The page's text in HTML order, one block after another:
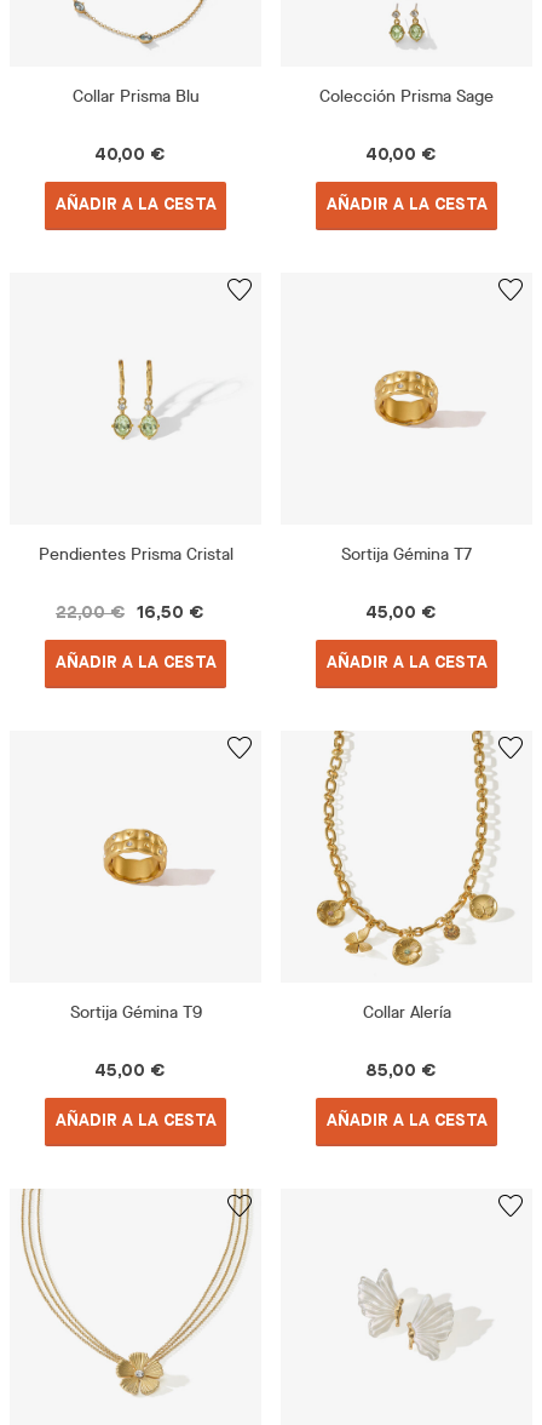
Collar Prisma Blu
40,00 €
AÑADIR A LA CESTA
Colección Prisma Sage
40,00 €
AÑADIR A LA CESTA
Pendientes Prisma Cristal
22,00 € 16,50 €
AÑADIR A LA CESTA
Sortija Gémina T7
45,00 €
AÑADIR A LA CESTA
Sortija Gémina T9
45,00 €
AÑADIR A LA CESTA
Collar Alería
85,00 €
AÑADIR A LA CESTA